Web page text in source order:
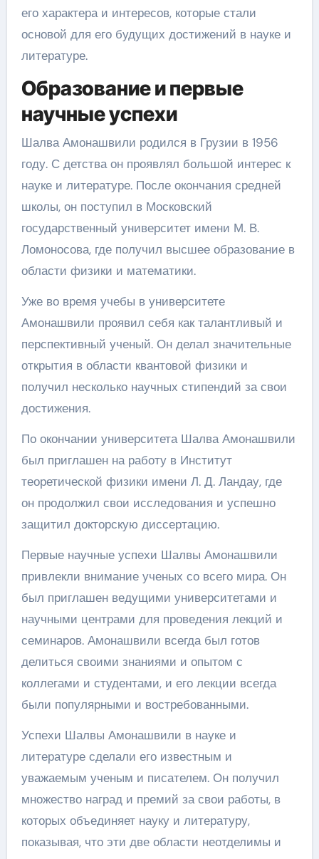
его характера и интересов, которые стали
основой для его будущих достижений в науке и
литературе.
Образование и первые
научные успехи
Шалва Амонашвили родился в Грузии в 1956
году. С детства он проявлял большой интерес к
науке и литературе. После окончания средней
школы, он поступил в Московский
государственный университет имени М. В.
Ломоносова, где получил высшее образование в
области физики и математики.
Уже во время учебы в университете
Амонашвили проявил себя как талантливый и
перспективный ученый. Он делал значительные
открытия в области квантовой физики и
получил несколько научных стипендий за свои
достижения.
По окончании университета Шалва Амонашвили
был приглашен на работу в Институт
теоретической физики имени Л. Д. Ландау, где
он продолжил свои исследования и успешно
защитил докторскую диссертацию.
Первые научные успехи Шалвы Амонашвили
привлекли внимание ученых со всего мира. Он
был приглашен ведущими университетами и
научными центрами для проведения лекций и
семинаров. Амонашвили всегда был готов
делиться своими знаниями и опытом с
коллегами и студентами, и его лекции всегда
были популярными и востребованными.
Успехи Шалвы Амонашвили в науке и
литературе сделали его известным и
уважаемым ученым и писателем. Он получил
множество наград и премий за свои работы, в
которых объединяет науку и литературу,
показывая, что эти две области неотделимы и